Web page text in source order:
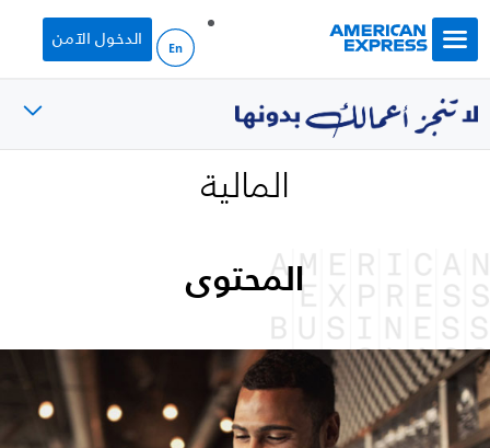
Skip to main content
الدخول الآمن
المالية
المحتوى